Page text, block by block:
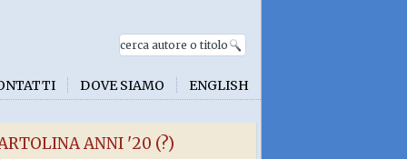
DOVE SIAMO ENGLISH
ANNI '20 (?)